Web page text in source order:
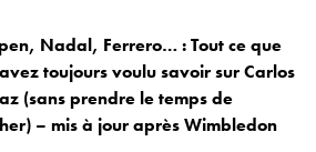
Nadal, Ferrero… : Tout ce que
toujours voulu savoir sur Carlos
(sans prendre le temps de
– mis à jour après Wimbledon